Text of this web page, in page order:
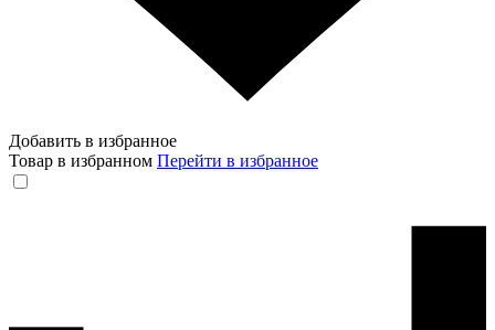
Добавить в избранное
Товар в избранном Перейти в избранное